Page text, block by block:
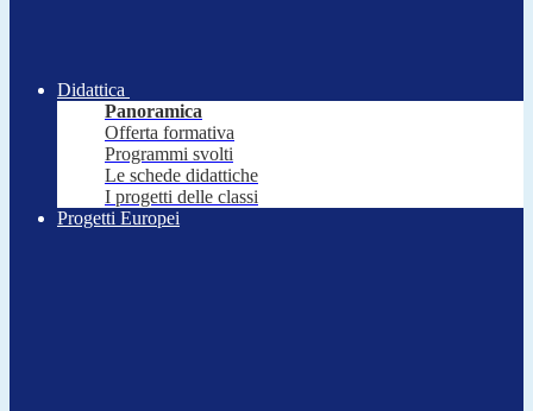
Didattica
Panoramica
Offerta formativa
Programmi svolti
Le schede didattiche
I progetti delle classi
Progetti Europei